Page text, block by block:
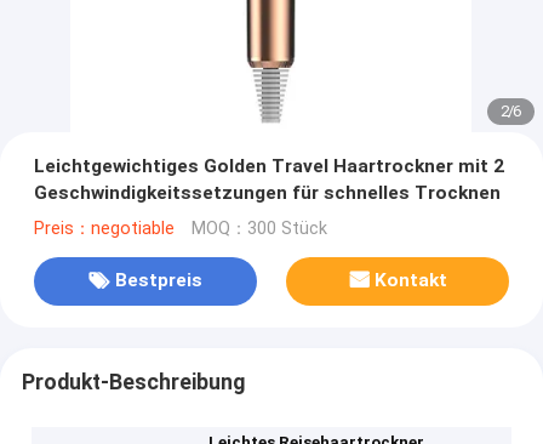
2/6
Leichtgewichtiges Golden Travel Haartrockner mit 2
Geschwindigkeitssetzungen für schnelles Trocknen
Preis：negotiable MOQ：300 Stück
Bestpreis Kontakt
Produkt-Beschreibung